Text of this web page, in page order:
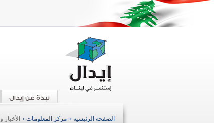
نبذة عن إيدال
الصفحة الرئيسية › مركز المعلومات › الأخبار